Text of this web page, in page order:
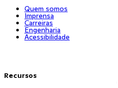
Quem somos
Imprensa
Carreiras
Engenharia
Acessibilidade
Recursos